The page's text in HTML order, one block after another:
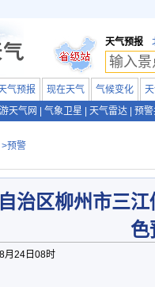
天气预报
气预报 现在天气 气候变化
天气网 气象卫星 天气雷达 预
>预警
治区柳州市三
色
月24日08时